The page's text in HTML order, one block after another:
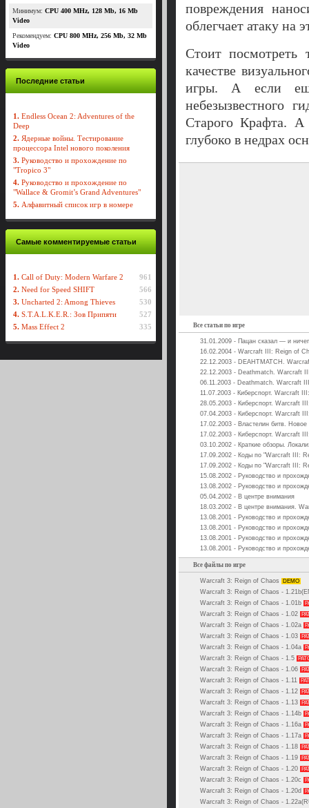
Минимум: CPU 400 MHz, 128 Mb, 16 Mb
Video
Рекомендуем: CPU 800 MHz, 256 Mb, 32 Мb
Video
Последние статьи
1. Endless Ocean 2: Adventures of the
Deep
2. Ядерные войны. Тестирование
процессора Intel нового поколения
3. Руководство и прохождение по
"Tropico 3"
4. Руководство и прохождение по
"Wallace & Gromit’s Grand Adventures"
5. Алфавитный список игр в номере
Самые комментируемые статьи
1. Call of Duty: Modern Warfare 2
961
2. Need for Speed SHIFT
566
3. Uncharted 2: Among Thieves
530
4. S.T.A.L.K.E.R.: Зов Припяти
527
5. Mass Effect 2 335
повреждения
облегчает атаку на
Стоит посмотреть
качестве
игры. А если
небезызвестного
Старого Крафта.
глубоко в недрах
Все статьи по игре
31.01.2009 - Пацан сказал — и
16.02.2004 - Warcraft III: Reign of
22.12.2003 - DEAHTMATCH.
22.12.2003 - Deathmatch. Warcraft
06.11.2003 - Deathmatch. Warcraft
11.07.2003 - Киберспорт. Warcraft
28.05.2003 - Киберспорт. Warcraft
07.04.2003 - Киберспорт. Warcraft
17.02.2003 - Властелин битв.
17.02.2003 - Киберспорт. Warcraft
03.10.2002 - Краткие обзоры.
17.09.2002 - Коды по "Warcraft III:
17.09.2002 - Коды по "Warcraft III:
15.08.2002 - Руководство и
13.08.2002 - Руководство и
05.04.2002 - В центре внимания
18.03.2002 - В центре внимания.
13.08.2001 - Руководство и
13.08.2001 - Руководство и
13.08.2001 - Руководство и
13.08.2001 - Руководство и
Все файлы по игре
Warcraft 3: Reign of Chaos DEMO
Warcraft 3: Reign of Chaos -
Warcraft 3: Reign of Chaos - 1.01b
Warcraft 3: Reign of Chaos - 1.02
Warcraft 3: Reign of Chaos - 1.02a
Warcraft 3: Reign of Chaos - 1.03
Warcraft 3: Reign of Chaos - 1.04a
Warcraft 3: Reign of Chaos - 1.5
Warcraft 3: Reign of Chaos - 1.06
Warcraft 3: Reign of Chaos - 1.11
Warcraft 3: Reign of Chaos - 1.12
Warcraft 3: Reign of Chaos - 1.13
Warcraft 3: Reign of Chaos - 1.14b
Warcraft 3: Reign of Chaos - 1.16a
Warcraft 3: Reign of Chaos - 1.17а
Warcraft 3: Reign of Chaos - 1.18
Warcraft 3: Reign of Chaos - 1.19
Warcraft 3: Reign of Chaos - 1.20
Warcraft 3: Reign of Chaos - 1.20c
Warcraft 3: Reign of Chaos - 1.20d
Warcraft 3: Reign of Chaos -